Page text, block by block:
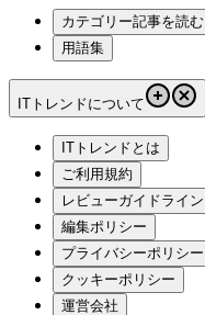
カテゴリー記事を読む
用語集
ITトレンドについて
ITトレンドとは
ご利用規約
レビューガイドライン
編集ポリシー
プライバシーポリシー
クッキーポリシー
運営会社